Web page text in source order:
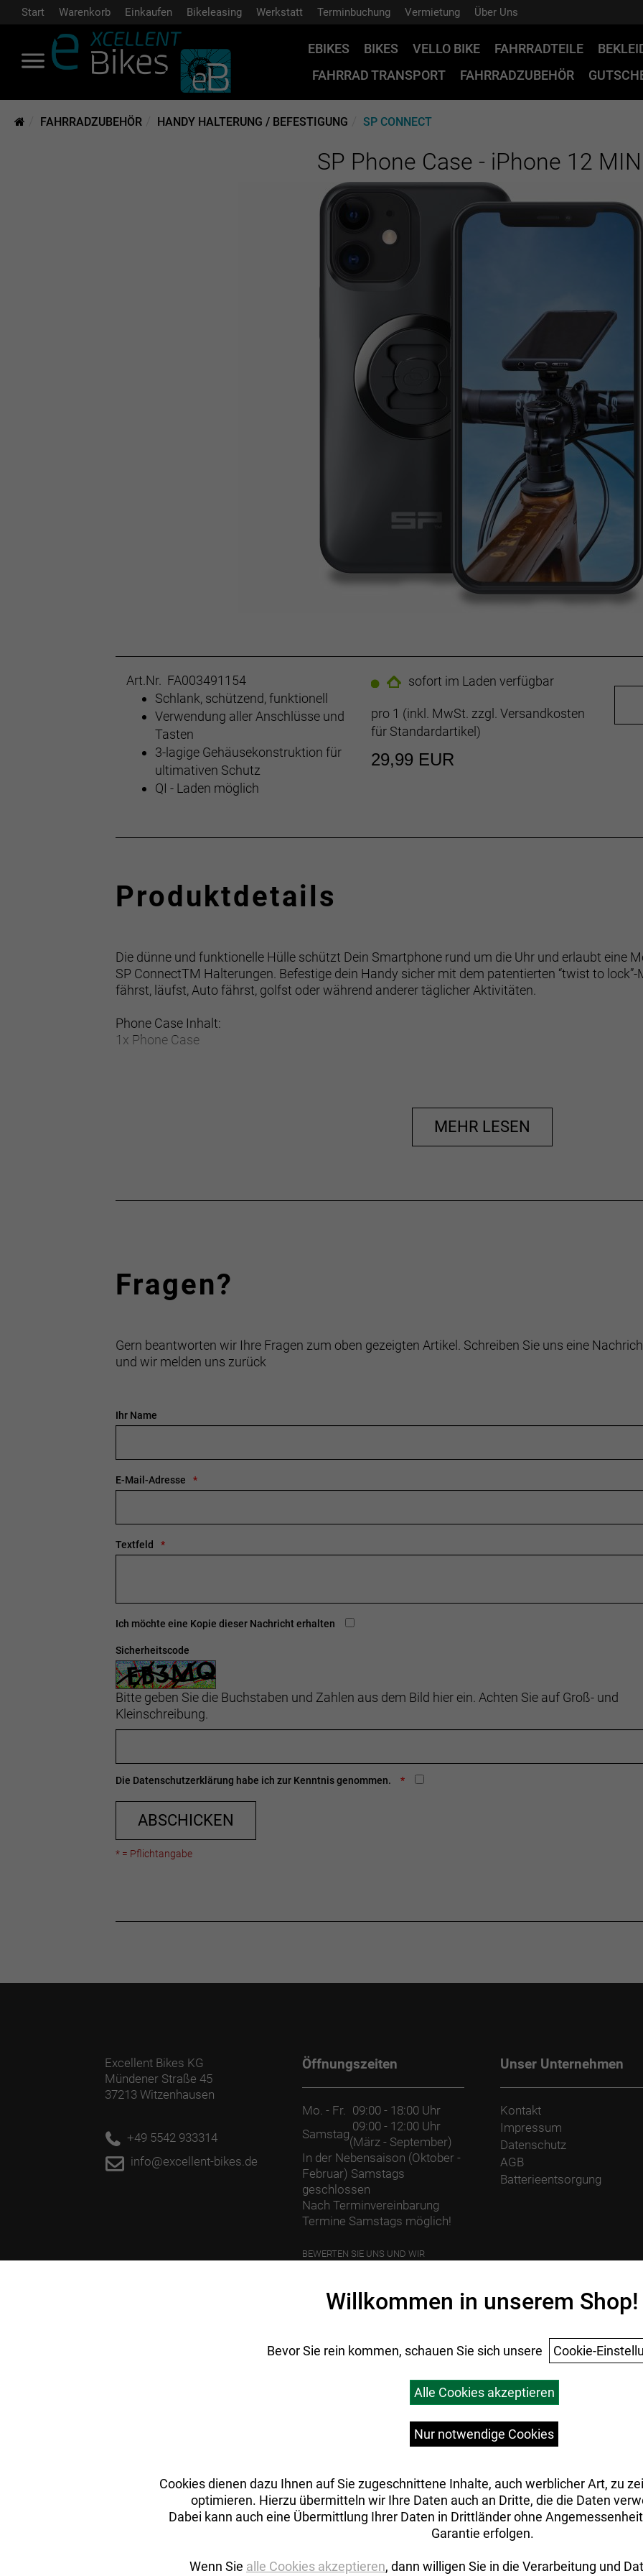
Start Warenkorb Einkaufen Bikeleasing Werkstatt Terminbuchung Vermietung Über Uns
EBIKES BIKES VELLO BIKE FAHRRADTEILE
FAHRRAD TRANSPORT
FAHRRADZUBEHÖR
FAHRRADZUBEHÖR HANDY HALTERUNG / BEFESTIGUNG SP CONNECT
SP Phone Case - iPhone 12
Art.Nr. FA003491154
Schlank, schützend, funktionell
Verwendung aller Anschlüsse und
Tasten
3-lagige Gehäusekonstruktion für
ultimativen Schutz
QI - Laden möglich
sofort im Laden verfügbar
pro 1 (inkl. MwSt. zzgl. Versandkosten
für Standardartikel)
29,99 EUR
Produktdetails
Die dünne und funktionelle Hülle schützt Dein Smartphone rund um die Uhr und erlaubt eine
SP ConnectTM Halterungen. Befestige dein Handy sicher mit dem patentierten “twist to
fährst, läufst, Auto fährst, golfst oder während anderer täglicher Aktivitäten.
Phone Case Inhalt:
1x Phone Case
MEHR LESEN
Fragen?
Gern beantworten wir Ihre Fragen zum oben gezeigten Artikel. Schreiben Sie uns eine
und wir melden uns zurück
Ihr Name
E-Mail-Adresse
Textfeld
Ich möchte eine Kopie dieser Nachricht erhalten
Sicherheitscode
Bitte geben Sie die Buchstaben und Zahlen aus dem Bild hier ein. Achten Sie auf Groß- und
Kleinschreibung.
Die Datenschutzerklärung habe ich zur Kenntnis genommen.
ABSCHICKEN
* = Pflichtangabe
Excellent Bikes KG
Mündener Straße 45
37213 Witzenhausen
+49 5542 933314
info@excellent-bikes.de
Öffnungszeiten
Mo. - Fr. 09:00 - 18:00 Uhr
Samstag
09:00 - 12:00 Uhr
(März - September)
In der Nebensaison (Oktober -
Februar) Samstags
geschlossen
Nach Terminvereinbarung
Termine Samstags möglich!
BEWERTEN SIE UNS UND WIR
Unser Unternehmen
Kontakt
Impressum
Datenschutz
AGB
Batterieentsorgung
Willkommen in unserem Shop!
Bevor Sie rein kommen, schauen Sie sich unsere Cookie-
Alle Cookies akzeptieren
Nur notwendige Cookies
Cookies dienen dazu Ihnen auf Sie zugeschnittene Inhalte, auch werblicher Art, zu
optimieren. Hierzu übermitteln wir Ihre Daten auch an Dritte, die die Daten
Dabei kann auch eine Übermittlung Ihrer Daten in Drittländer ohne
Garantie erfolgen.
Wenn Sie alle Cookies akzeptieren, dann willigen Sie in die Verarbeitung und